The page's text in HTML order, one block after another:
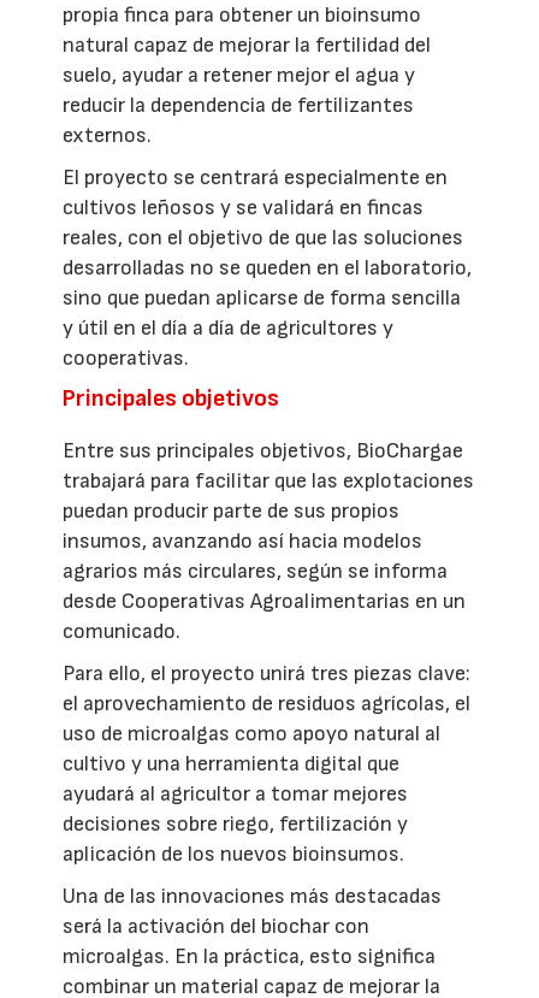
propia finca para obtener un bioinsumo
natural capaz de mejorar la fertilidad del
suelo, ayudar a retener mejor el agua y
reducir la dependencia de fertilizantes
externos.
El proyecto se centrará especialmente en
cultivos leñosos y se validará en fincas
reales, con el objetivo de que las soluciones
desarrolladas no se queden en el laboratorio,
sino que puedan aplicarse de forma sencilla
y útil en el día a día de agricultores y
cooperativas.
Principales objetivos
Entre sus principales objetivos, BioChargae
trabajará para facilitar que las explotaciones
puedan producir parte de sus propios
insumos, avanzando así hacia modelos
agrarios más circulares, según se informa
desde Cooperativas Agroalimentarias en un
comunicado.
Para ello, el proyecto unirá tres piezas clave:
el aprovechamiento de residuos agrícolas, el
uso de microalgas como apoyo natural al
cultivo y una herramienta digital que
ayudará al agricultor a tomar mejores
decisiones sobre riego, fertilización y
aplicación de los nuevos bioinsumos.
Una de las innovaciones más destacadas
será la activación del biochar con
microalgas. En la práctica, esto significa
combinar un material capaz de mejorar la